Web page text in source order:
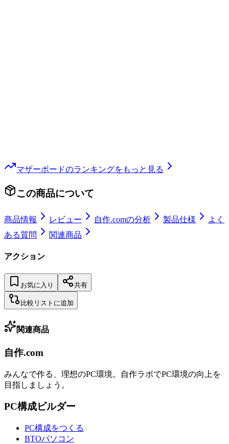
マザーボードのランキングをもっと見る
この商品について
商品情報 レビュー 自作.comの分析 製品仕様
よく
ある質問
関連商品
アクション
お気に入り 共有
比較リストに追加
関連商品
自作.com
みんなで作る、理想のPC環境。 自作ラボでPC環境の向上を
目指しましょう。
PC構成ビルダー
PC構成をつくる
BTOパソコン